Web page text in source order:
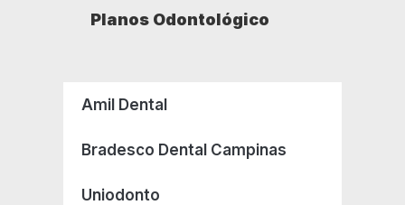
Planos Odontológico
Amil Dental
Bradesco Dental Campinas
Uniodonto